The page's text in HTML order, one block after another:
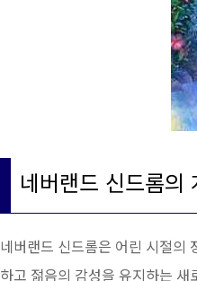
네버랜드 신드롬의
네버랜드 신드롬은 어린 시절의
하고 젊음의 감성을 유지하는